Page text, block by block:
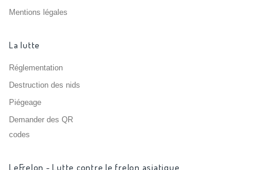
Mentions légales
La lutte
Réglementation
Destruction des nids
Piégeage
Demander des QR
codes
LeFrelon - Lutte contre le frelon asiatique